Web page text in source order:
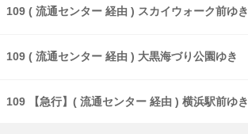
109 ( 流通センター 経由 ) スカイウォーク前ゆき
109 ( 流通センター 経由 ) 大黒海づり公園ゆき
109 【急行】( 流通センター 経由 ) 横浜駅前ゆき